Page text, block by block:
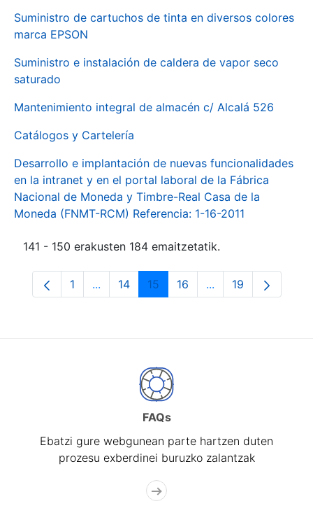
Suministro de cartuchos de tinta en diversos colores
marca EPSON
Suministro e instalación de caldera de vapor seco
saturado
Mantenimiento integral de almacén c/ Alcalá 526
Catálogos y Cartelería
Desarrollo e implantación de nuevas funcionalidades
en la intranet y en el portal laboral de la Fábrica
Nacional de Moneda y Timbre-Real Casa de la
Moneda (FNMT-RCM) Referencia: 1-16-2011
141 - 150 erakusten 184 emaitzetatik.
Orrialdea
1 ...Intermediate Pages Use TAB to navigate.
Orrialdea
14 Orrialdea
15 Orrialdea
16 ...Intermediate
Orrialdea
19
FAQs
Ebatzi gure webgunean parte hartzen duten
prozesu exberdinei buruzko zalantzak